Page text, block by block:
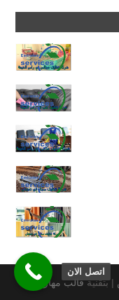
|بتقنيةقالب مهارتي
اتصل الان